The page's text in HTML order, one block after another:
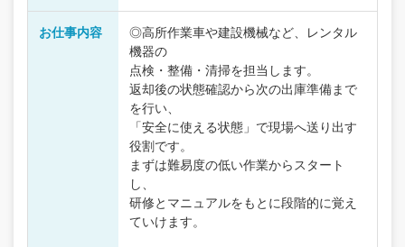
お仕事内容
◎高所作業車や建設機械など、レンタル
機器の
点検・整備・清掃を担当します。
返却後の状態確認から次の出庫準備まで
を行い、
「安全に使える状態」で現場へ送り出す
役割です。
まずは難易度の低い作業からスタート
し、
研修とマニュアルをもとに段階的に覚え
ていけます。